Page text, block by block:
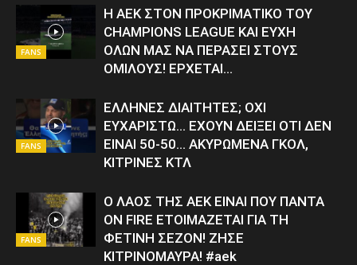
FANS
Η ΑΕΚ ΣΤΟΝ ΠΡΟΚΡΙΜΑΤΙΚΟ ΤΟΥ
CHAMPIONS LEAGUE ΚΑΙ ΕΥΧΗ
ΟΛΩΝ ΜΑΣ ΝΑ ΠΕΡΑΣΕΙ ΣΤΟΥΣ
ΟΜΙΛΟΥΣ! ΕΡΧΕΤΑΙ…
FANS
ΕΛΛΗΝΕΣ ΔΙΑΙΤΗΤΕΣ; ΟΧΙ
ΕΥΧΑΡΙΣΤΩ… ΕΧΟΥΝ ΔΕΙΞΕΙ ΟΤΙ ΔΕΝ
ΕΙΝΑΙ 50-50… ΑΚΥΡΩΜΕΝΑ ΓΚΟΛ,
ΚΙΤΡΙΝΕΣ ΚΤΛ
FANS
Ο ΛΑΟΣ ΤΗΣ ΑΕΚ ΕΙΝΑΙ ΠΟΥ ΠΑΝΤΑ
ON FIRE ΕΤΟΙΜΑΖΕΤΑΙ ΓΙΑ ΤΗ
ΦΕΤΙΝΗ ΣΕΖΟΝ! ΖΗΣΕ
ΚΙΤΡΙΝΟΜΑΥΡΑ! #aek